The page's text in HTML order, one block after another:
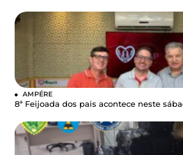
AMPÉRE
8ª Feijoada dos pais acontece neste